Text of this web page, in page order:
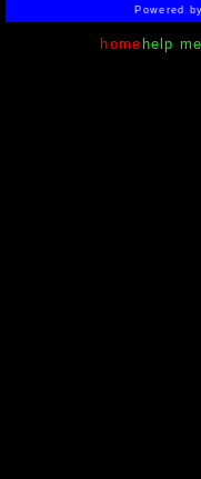
Powered
home help